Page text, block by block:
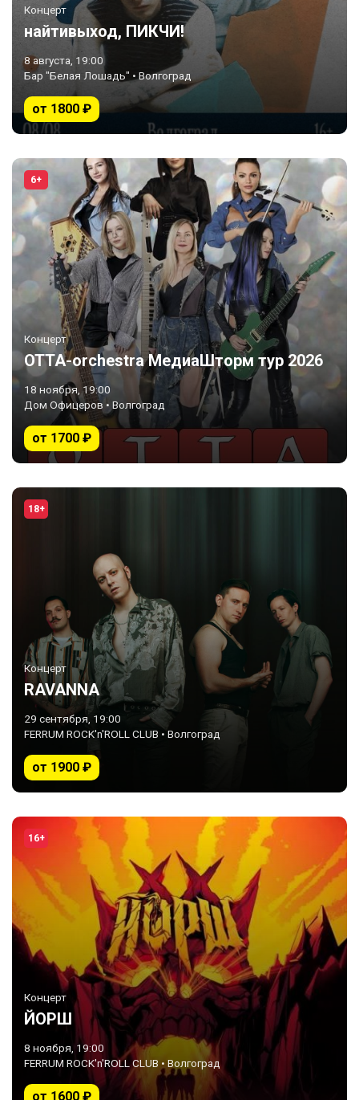
Концерт
найтивыход, ПИКЧИ!
8 августа, 19:00
Бар "Белая Лошадь" • Волгоград
от 1800 ₽
6+
Концерт
ОТТА-orchestra МедиаШторм тур 2026
18 ноября, 19:00
Дом Офицеров • Волгоград
от 1700 ₽
18+
Концерт
RAVANNA
29 сентября, 19:00
FERRUM ROCK'n'ROLL CLUB • Волгоград
от 1900 ₽
16+
Концерт
ЙОРШ
8 ноября, 19:00
FERRUM ROCK'n'ROLL CLUB • Волгоград
от 1600 ₽